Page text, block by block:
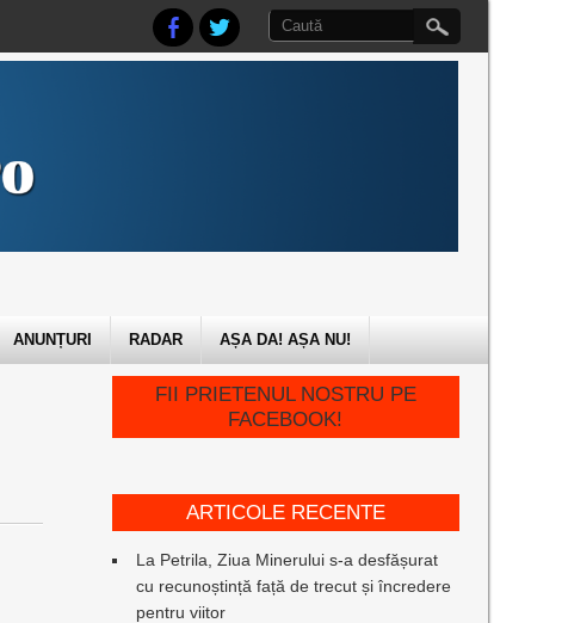
ANUNȚURI RADAR AȘA DA! AȘA NU!
FII PRIETENUL NOSTRU PE
FACEBOOK!
ARTICOLE RECENTE
La Petrila, Ziua Minerului s-a desfășurat
cu recunoștință față de trecut și încredere
pentru viitor